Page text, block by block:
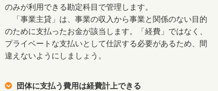
のみが利用できる勘定科目で管理します。
「事業主貸」は、事業の収入から事業と関係のない目的
のために支払ったお金が該当します。「経費」ではなく、
プライベートな支払いとして仕訳する必要があるため、間
違えないようにしましょう。
団体に支払う費用は経費計上できる